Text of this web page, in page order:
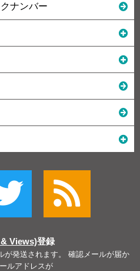
ナンバー
Views)登録
が発送されます。 確認メールが届か
ルアドレスが